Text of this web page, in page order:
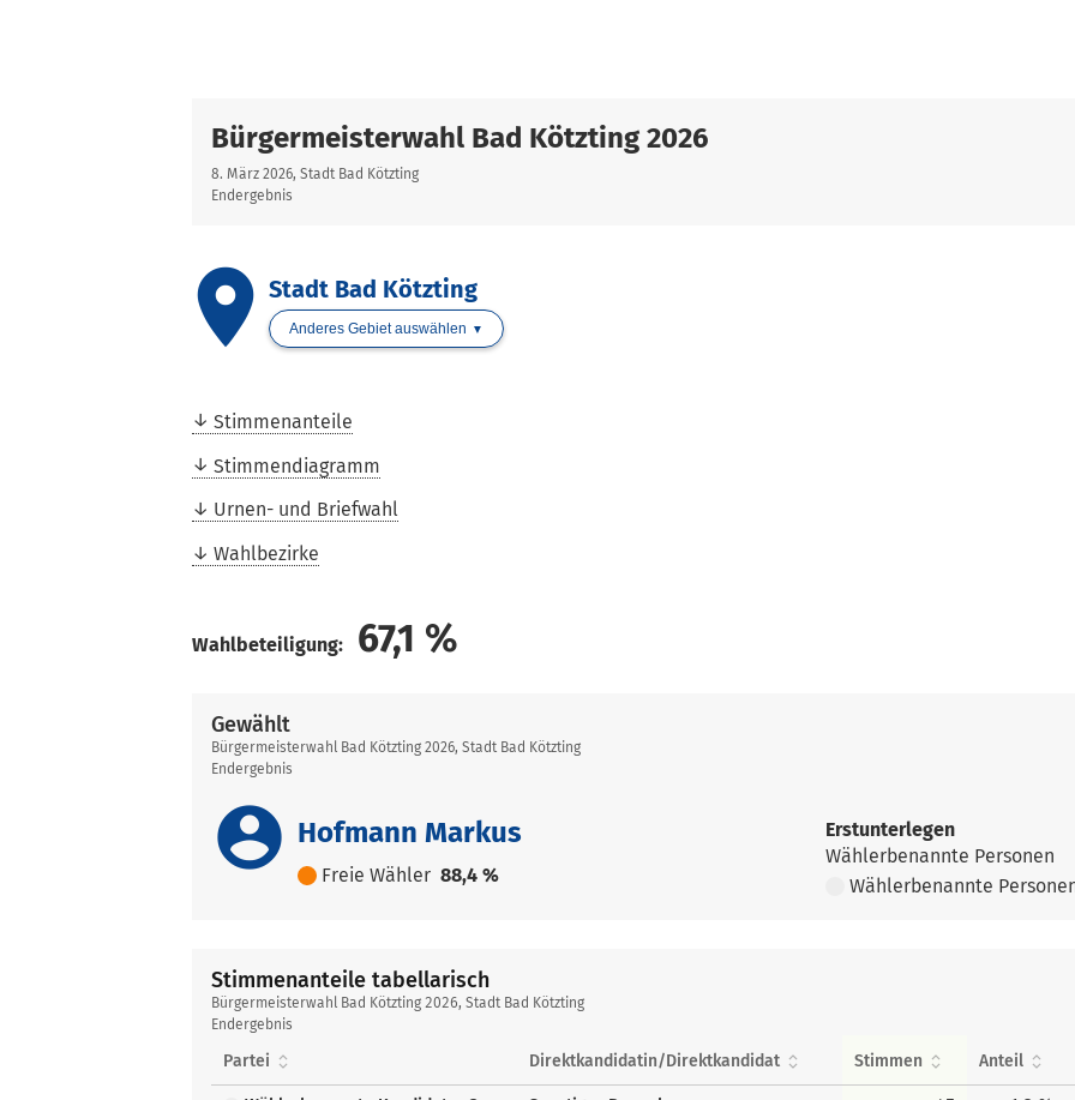
Bürgermeisterwahl Bad Kötzting 2026
8. März 2026, Stadt Bad Kötzting
Endergebnis
placeStadt Bad Kötzting
Anderes Gebiet auswählen
Stimmenanteile
Stimmendiagramm
Urnen- und Briefwahl
Wahlbezirke
Wahlbeteiligung: 67,1 %
Gewählt
Bürgermeisterwahl Bad Kötzting 2026, Stadt Bad Kötzting
Endergebnis
account_circle Hofmann Markus
Freie Wähler 88,4 %
Erstunterlegen
Wählerbenannte Personen
Wählerbenannte
Stimmenanteile tabellarisch
Stimmenanteile
tabellarisch
Bürgermeisterwahl Bad Kötzting 2026, Stadt Bad Kötzting
Endergebnis
Partei Direktkandidatin/Direktkandidat Stimmen Anteil